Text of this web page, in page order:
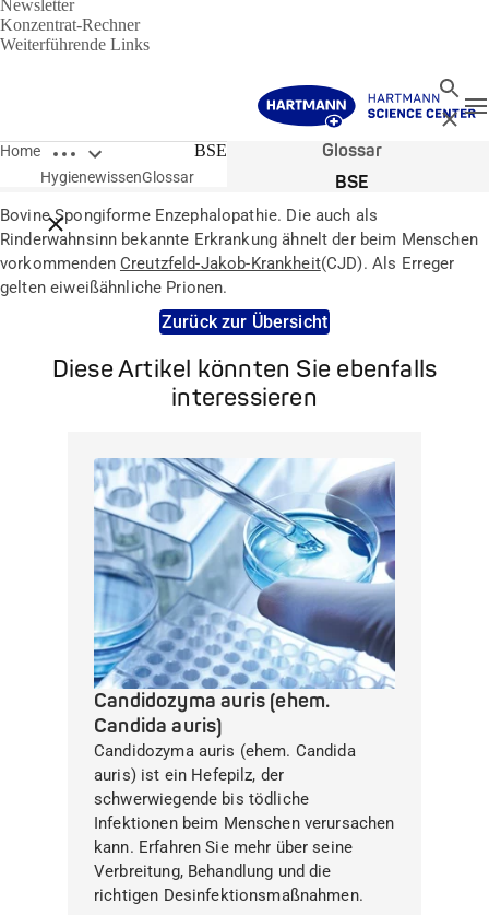
Newsletter
Konzentrat-Rechner
Weiterführende Links
Suche
Home Breadcrumbs öffnen
Breadcrumbs schließen
HygienewissenGlossar
BSE
Glossar
BSE
Bovine Spongiforme Enzephalopathie. Die auch als
Rinderwahnsinn bekannte Erkrankung ähnelt der beim Menschen
vorkommenden Creutzfeld-Jakob-Krankheit(CJD). Als Erreger
gelten eiweißähnliche Prionen.
Zurück zur Übersicht
Diese Artikel könnten Sie ebenfalls
interessieren
Candidozyma auris (ehem.
Candida auris)
Candidozyma auris (ehem. Candida
auris) ist ein Hefepilz, der
schwerwiegende bis tödliche
Infektionen beim Menschen verursachen
kann. Erfahren Sie mehr über seine
Verbreitung, Behandlung und die
richtigen Desinfektionsmaßnahmen.